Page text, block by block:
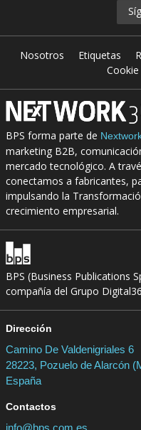
Nosotros Etiquetas
Cookie
BPS forma parte de
marketing B2B,
mercado tecnológico. A
conectamos a fabricantes,
impulsando la
crecimiento empresarial.
BPS (Business Publications
compañía del Grupo
Dirección
Camino De Valdenigriales 6
28223, Pozuelo de Alarcón
España
Contactos
info@bps.com.es